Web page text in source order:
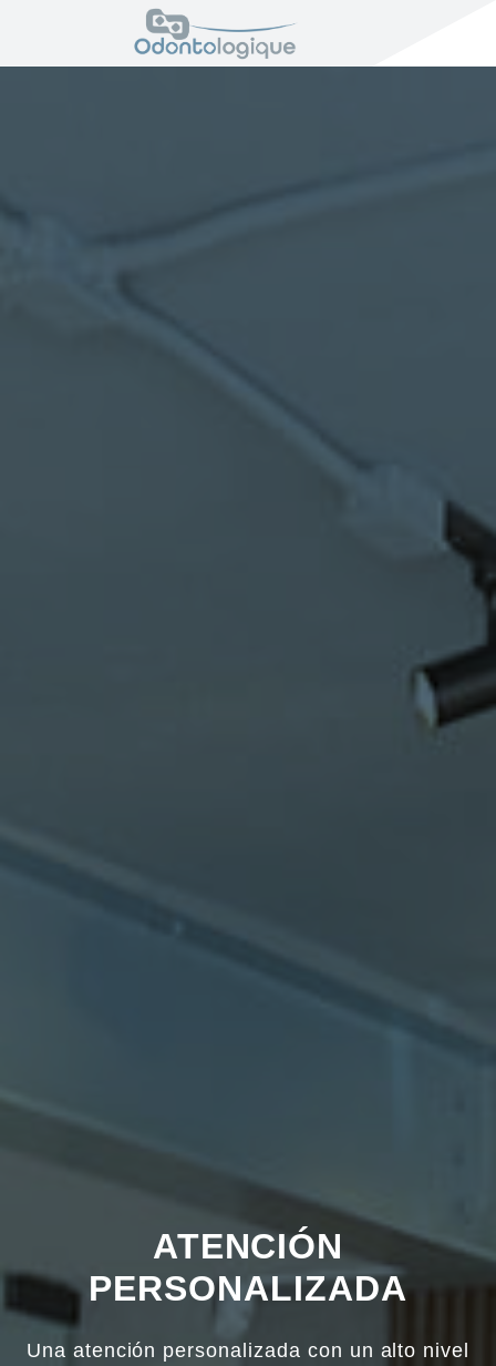
ATENCIÓN
PERSONALIZADA
Una atención personalizada con un alto nivel